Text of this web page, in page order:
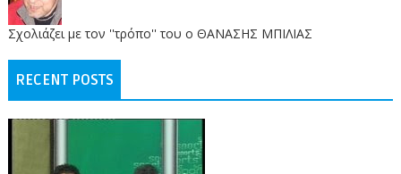
Σχολιάζει με τον ''τρόπο'' του ο ΘΑΝΑΣΗΣ ΜΠΙΛΙΑΣ
RECENT POSTS